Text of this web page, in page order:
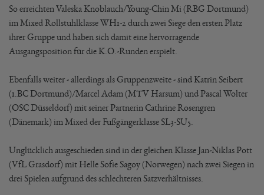
So erreichten Valeska Knoblauch/Young-Chin Mi (RBG Dortmund)
im Mixed Rollstuhlklasse WH1-2 durch zwei Siege den ersten Platz
ihrer Gruppe und haben sich damit eine hervorragende
Ausgangsposition für die K.O.-Runden erspielt.
Ebenfalls weiter - allerdings als Gruppenzweite - sind Katrin Seibert
(1.BC Dortmund)/Marcel Adam (MTV Harsum) und Pascal Wolter
(OSC Düsseldorf) mit seiner Partnerin Cathrine Rosengren
(Dänemark) im Mixed der Fußgängerklasse SL3-SU5.
Unglücklich ausgeschieden sind in der gleichen Klasse Jan-Niklas Pott
(VfL Grasdorf) mit Helle Sofie Sagoy (Norwegen) nach zwei Siegen in
drei Spielen aufgrund des schlechteren Satzverhältnisses.